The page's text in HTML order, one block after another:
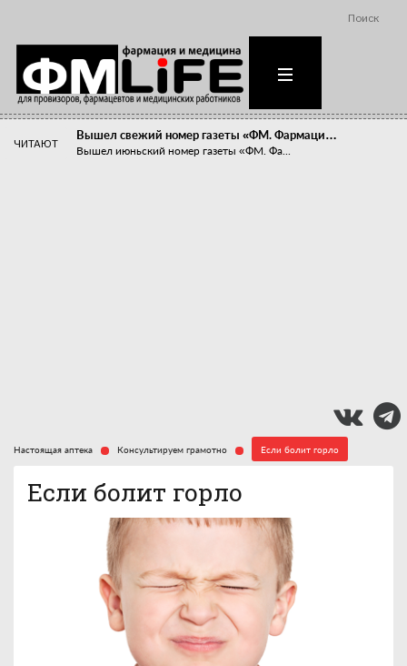
Поиск
ЧИТАЮТ
Вышел свежий номер газеты «ФМ. Фармаци…
Вышел июньский номер газеты «ФМ. Фа...
Настоящая аптека Консультируем грамотно Если болит горло
Если болит горло